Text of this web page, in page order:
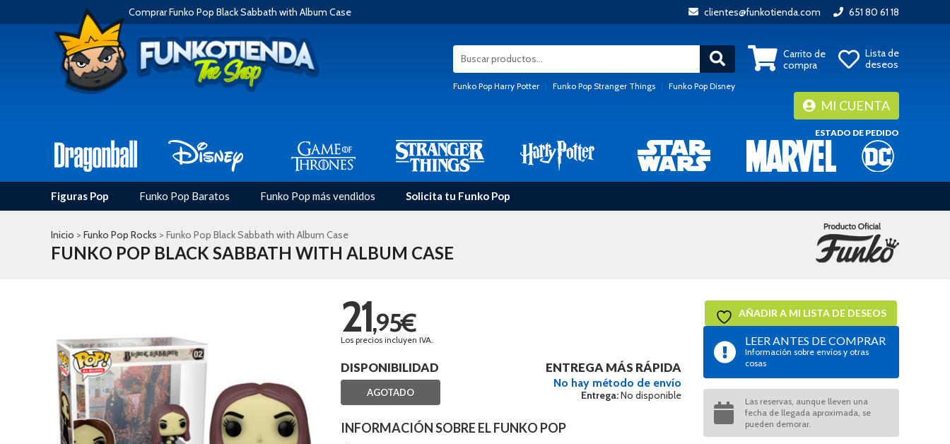
Comprar Funko Pop Black Sabbath with Album Case clientes@funkotienda.com 651 80 61 18
Funko Pop Harry Potter | Funko Pop Stranger Things | Funko Pop Disney
Carrito de
compra
Lista de
deseos
MI CUENTA
ESTADO DE PEDIDO
Figuras Pop Funko Pop Baratos Funko Pop más vendidos Solicita tu Funko Pop
Inicio > Funko Pop Rocks > Funko Pop Black Sabbath with Album Case
FUNKO POP BLACK SABBATH WITH ALBUM CASE
21,95€
Los precios incluyen IVA.
DISPONIBILIDAD
AGOTADO
ENTREGA MÁS RÁPIDA
No hay método de envío
Entrega:No disponible
INFORMACIÓN SOBRE EL FUNKO POP
AÑADIR A MI LISTA DE DESEOS
LEER ANTES DE COMPRAR
Información sobre envíos y otras
cosas
Las reservas, aunque lleven una
fecha de llegada aproximada, se
pueden demorar.